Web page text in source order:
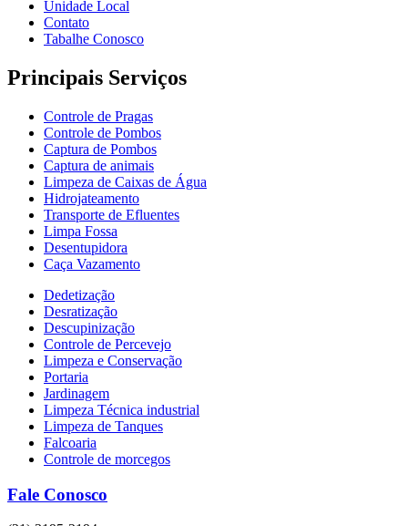
Limpeza de Caixas de Água
Hidrojateamento
Transporte de Efluentes
Desentupidora
Dedetização
Desratização
Descupinização
Controle de Percevejo
Limpeza e Conservação
Portaria
Jardinagem
Limpeza Técnica industrial
Limpeza de Tanques
Falcoaria
Controle de morcegos
Fale Conosco
(21) 3195-2194
Rio de Janeiro
E-Mail
riodejaneiro@sanemix.com.br
Formas de Pagamento